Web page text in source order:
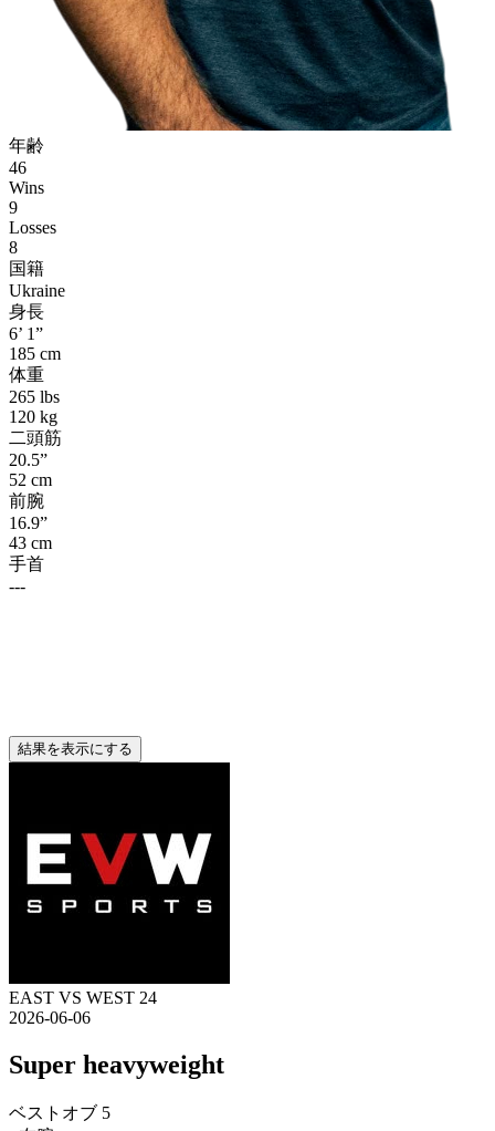
年齢
46
Wins
9
Losses
8
国籍
Ukraine
身長
6’ 1”
185 cm
体重
265 lbs
120 kg
二頭筋
20.5”
52 cm
前腕
16.9”
43 cm
手首
---
結果を表示にする
EAST VS WEST 24
2026-06-06
Super heavyweight
ベストオブ 5